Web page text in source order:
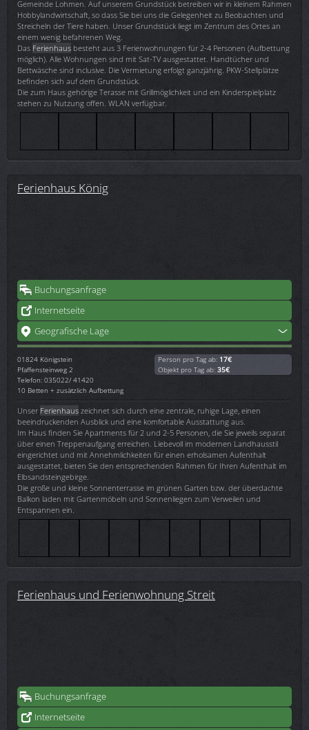
Gemeinde Lohmen. Auf unserem Grundstück betreiben wir in kleinem Rahmen
Hobbylandwirtschaft, so dass Sie bei uns die Gelegenheit zu Beobachten und
Streicheln der Tiere haben. Unser Grundstück liegt im Zentrum des Ortes an
einem wenig befahrenen Weg.
Das Ferienhaus besteht aus 3 Ferienwohnungen für 2-4 Personen (Aufbettung
möglich). Alle Wohnungen sind mit Sat-TV ausgestattet. Handtücher und
Bettwäsche sind inclusive. Die Vermietung erfolgt ganzjährig. PKW-Stellplätze
befinden sich auf dem Grundstück.
Die zum Haus gehörige Terasse mit Grillmöglichkeit und ein Kinderspielplatz
stehen zu Nutzung offen. WLAN verfügbar.
Ferienhaus König
Buchungsanfrage
Internetseite
Geografische Lage
01824 Königstein
Pfaffensteinweg 2
Telefon: 035022/ 41420
10 Betten + zusätzlich Aufbettung
Person pro Tag ab: 17€
Objekt pro Tag ab: 35€
Unser Ferienhaus zeichnet sich durch eine zentrale, ruhige Lage, einen
beeindruckenden Ausblick und eine komfortable Ausstattung aus.
Im Haus finden Sie Apartments für 2 und 2-5 Personen, die Sie jeweils separat
über einen Treppenaufgang erreichen. Liebevoll im modernen Landhausstil
eingerichtet und mit Annehmlichkeiten für einen erholsamen Aufenthalt
ausgestattet, bieten Sie den entsprechenden Rahmen für Ihren Aufenthalt im
Elbsandsteingebirge.
Die große und kleine Sonnenterrasse im grünen Garten bzw. der überdachte
Balkon laden mit Gartenmöbeln und Sonnenliegen zum Verweilen und
Entspannen ein.
Ferienhaus und Ferienwohnung Streit
Buchungsanfrage
Internetseite